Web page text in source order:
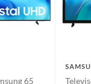
65